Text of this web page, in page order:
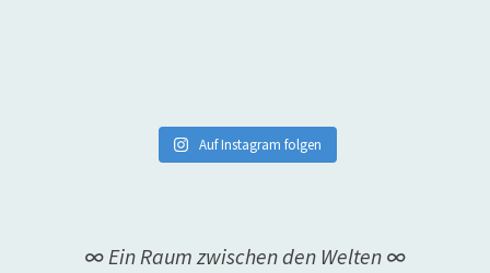
Auf Instagram folgen
∞ Ein Raum zwischen den Welten ∞